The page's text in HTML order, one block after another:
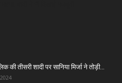
की तीसरी शादी पर सानिया मिर्जा ने तोड़ी...